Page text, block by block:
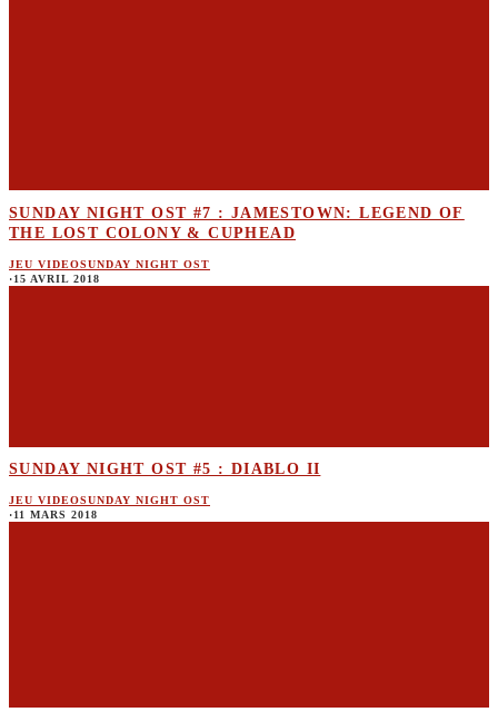
SUNDAY NIGHT OST #7 : JAMESTOWN: LEGEND OF
THE LOST COLONY & CUPHEAD
JEU VIDEOSUNDAY NIGHT OST
·15 AVRIL 2018
SUNDAY NIGHT OST #5 : DIABLO II
JEU VIDEOSUNDAY NIGHT OST
·11 MARS 2018